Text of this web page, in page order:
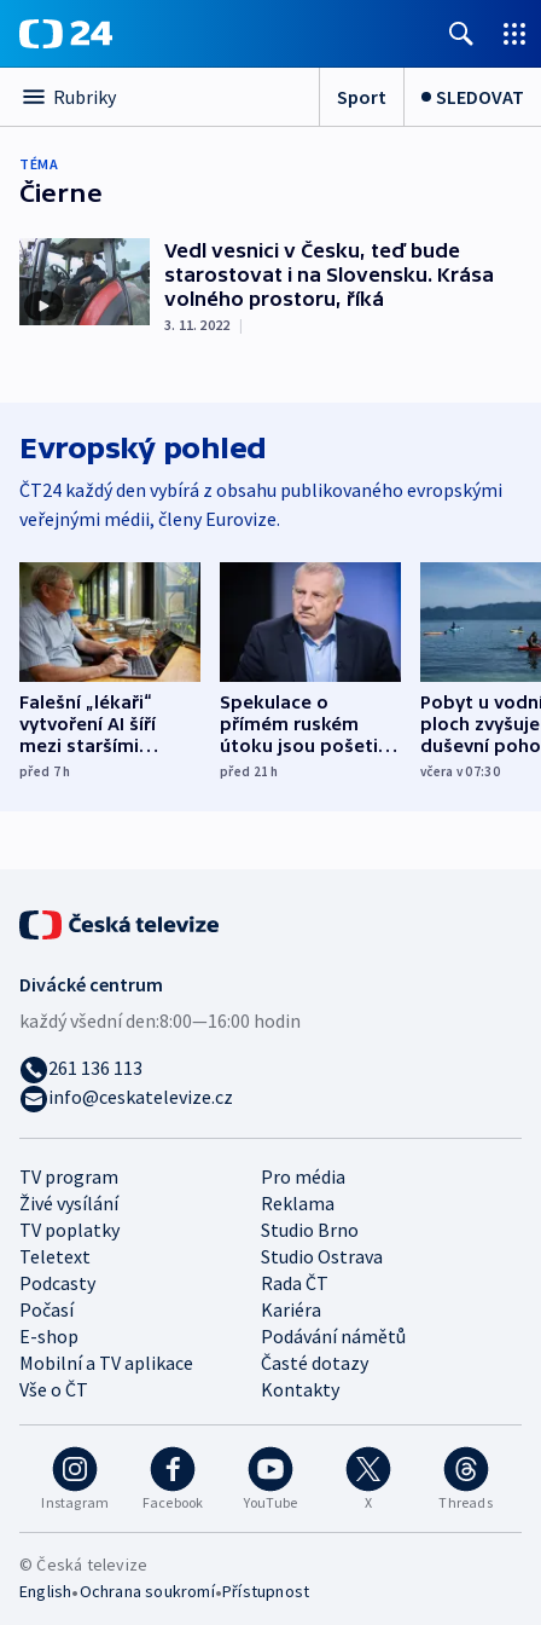
Rubriky Sport SLEDOVAT
TÉMA
Čierne
Vedl vesnici v Česku, teď bude
starostovat i na Slovensku. Krása
volného prostoru, říká
3. 11. 2022 |
Evropský pohled
ČT24 každý den vybírá z obsahu publikovaného evropskými
veřejnými médii, členy Eurovize.
Falešní „lékaři“
vytvoření AI šíří
mezi staršími
Poláky nebezpečné
před 7h
Spekulace o
přímém ruském
útoku jsou pošetilé,
míní estonský
před 21h
Pobyt u
ploch zvyšuje
duševní
ukázala
včera v 07:30
Instagram Facebook YouTube X Threads
TV program
Pro média
Živé vysílání
Reklama
TV poplatky
Studio Brno
Teletext
Studio Ostrava
Podcasty
Rada ČT
Počasí
Kariéra
E-shop
Podávání námětů
Mobilní a TV aplikace
Časté dotazy
Vše o ČT
Kontakty
Divácké centrum
každý všední den:8:00—16:00 hodin
261 136 113
info@ceskatelevize.cz
© Česká televize
English•Ochrana soukromí•Přístupnost